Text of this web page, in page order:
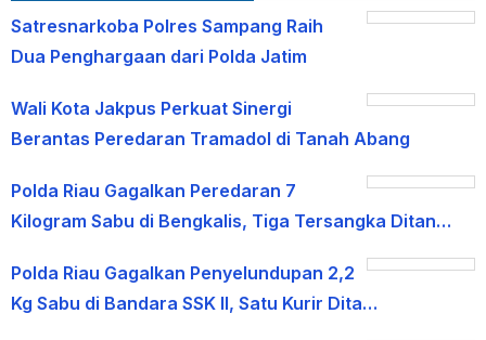
Satresnarkoba Polres Sampang Raih
Dua Penghargaan dari Polda Jatim
Wali Kota Jakpus Perkuat Sinergi
Berantas Peredaran Tramadol di Tanah Abang
Polda Riau Gagalkan Peredaran 7
Kilogram Sabu di Bengkalis, Tiga Tersangka Ditan…
Polda Riau Gagalkan Penyelundupan 2,2
Kg Sabu di Bandara SSK II, Satu Kurir Dita…